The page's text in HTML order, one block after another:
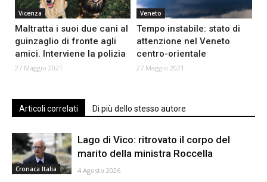
Vicenza
Maltratta i suoi due cani al
guinzaglio di fronte agli
amici. Interviene la polizia
27 Maggio 2021
Veneto
Tempo instabile: stato di
attenzione nel Veneto
centro-orientale
27 Maggio 2021
Articoli correlati Di più dello stesso autore
Cronaca Italia
Lago di Vico: ritrovato il corpo del
marito della ministra Roccella
4 Agosto 2026